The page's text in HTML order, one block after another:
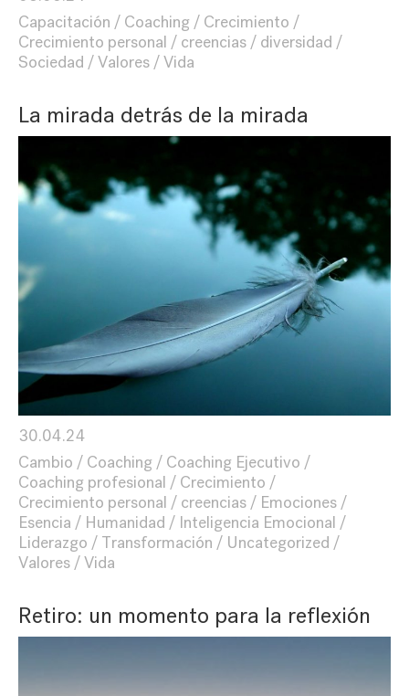
Capacitación
Coaching
Crecimiento
Crecimiento personal
creencias
diversidad
Sociedad
Valores Vida
La mirada detrás de la mirada
30.04.24
Cambio
Coaching
Coaching Ejecutivo
Coaching profesional
Crecimiento
Crecimiento personal
creencias
Emociones
Esencia
Humanidad
Inteligencia Emocional
Liderazgo
Transformación
Uncategorized
Valores
Vida
Retiro: un momento para la reflexión